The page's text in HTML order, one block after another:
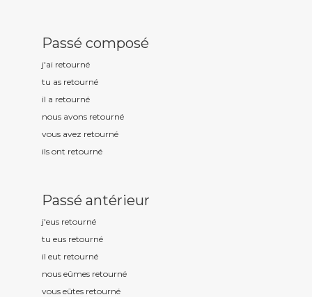
Passé composé
j'ai retourné
tu as retourné
il a retourné
nous avons retourné
vous avez retourné
ils ont retourné
Passé antérieur
j'eus retourné
tu eus retourné
il eut retourné
nous eûmes retourné
vous eûtes retourné